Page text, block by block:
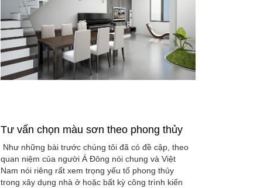
Tư vấn chọn màu sơn theo phong thủy
Như những bài trước chúng tôi đã có đề cập, theo
quan niệm của người Á Đông nói chung và Việt
Nam nói riêng rất xem trọng yếu tố phong thủy
trong xây dụng nhà ở hoặc bất kỳ công trình kiến